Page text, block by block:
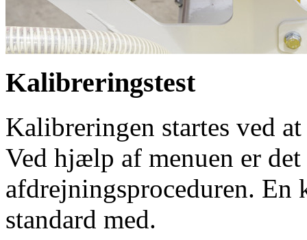
Kalibreringstest
Kalibreringen startes ved
Ved hjælp af menuen er
afdrejningsproceduren.
standard med.